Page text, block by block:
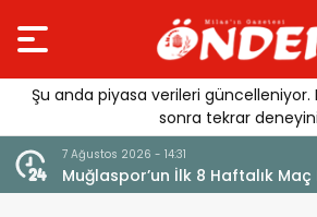
Şu anda piyasa verileri güncelleniyor.
sonra tekrar
7 Ağustos 2026 - 14:31
Muğlaspor’un İlk 8 Haftalık Maç